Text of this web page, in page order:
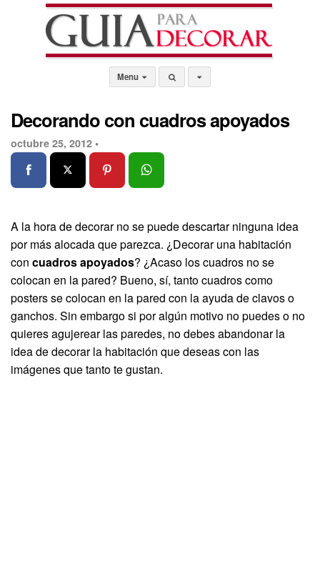
Menu
Decorando con cuadros apoyados
octubre 25, 2012 •
A la hora de decorar no se puede descartar ninguna idea
por más alocada que parezca. ¿Decorar una habitación
con cuadros apoyados? ¿Acaso los cuadros no se
colocan en la pared? Bueno, sí, tanto cuadros como
posters se colocan en la pared con la ayuda de clavos o
ganchos. Sin embargo si por algún motivo no puedes o no
quieres agujerear las paredes, no debes abandonar la
idea de decorar la habitación que deseas con las
imágenes que tanto te gustan.